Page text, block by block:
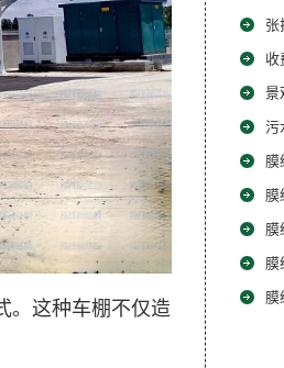
。这种车棚不仅造
张
收
景
污
膜
膜
膜